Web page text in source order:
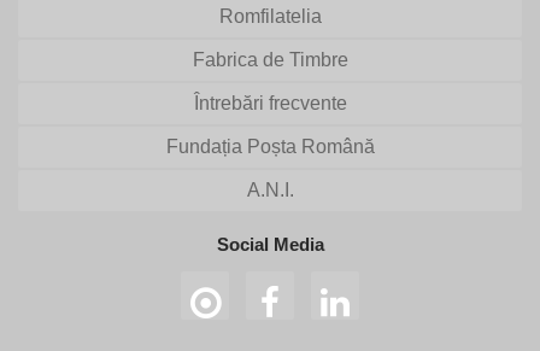
Romfilatelia
Fabrica de Timbre
Întrebări frecvente
Fundația Poșta Română
A.N.I.
Social Media